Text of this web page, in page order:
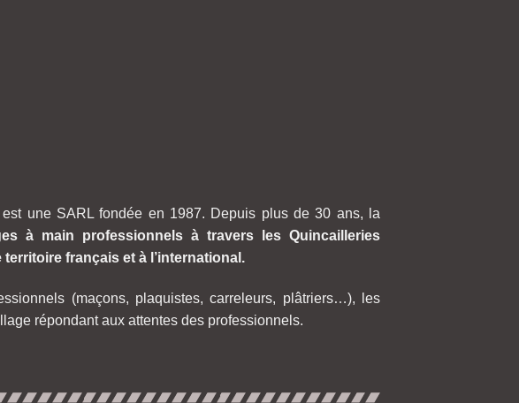
est une SARL fondée en 1987. Depuis plus de 30 ans, la
à main professionnels à travers les Quincailleries
français et à l’international.
(maçons, plaquistes, carreleurs, plâtriers…),
les
répondant aux attentes des professionnels.